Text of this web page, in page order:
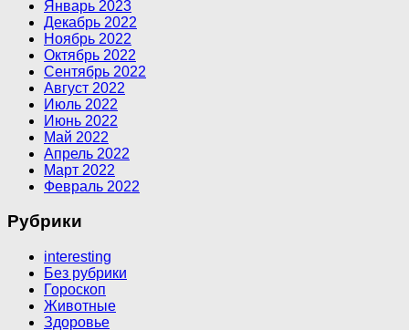
Январь 2023
Декабрь 2022
Ноябрь 2022
Октябрь 2022
Сентябрь 2022
Август 2022
Июль 2022
Июнь 2022
Май 2022
Апрель 2022
Март 2022
Февраль 2022
Рубрики
interesting
Без рубрики
Гороскоп
Животные
Здоровье